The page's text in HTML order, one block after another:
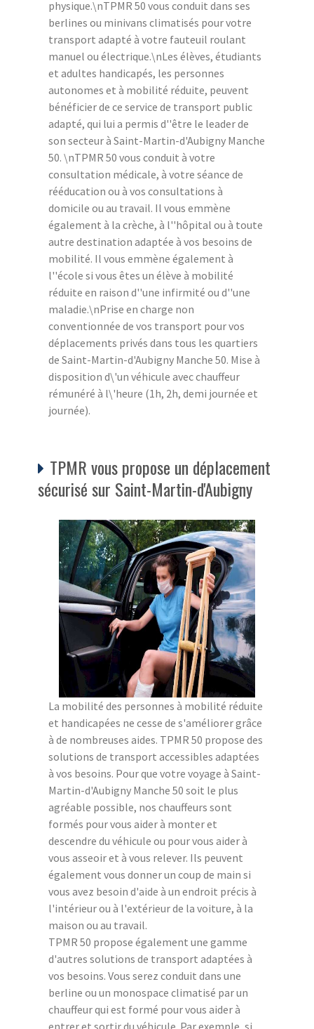
physique.\nTPMR 50 vous conduit dans ses
berlines ou minivans climatisés pour votre
transport adapté à votre fauteuil roulant
manuel ou électrique.\nLes élèves, étudiants
et adultes handicapés, les personnes
autonomes et à mobilité réduite, peuvent
bénéficier de ce service de transport public
adapté, qui lui a permis d''être le leader de
son secteur à Saint-Martin-d'Aubigny Manche
50. \nTPMR 50 vous conduit à votre
consultation médicale, à votre séance de
rééducation ou à vos consultations à
domicile ou au travail. Il vous emmène
également à la crèche, à l''hôpital ou à toute
autre destination adaptée à vos besoins de
mobilité. Il vous emmène également à
l''école si vous êtes un élève à mobilité
réduite en raison d''une infirmité ou d''une
maladie.\nPrise en charge non
conventionnée de vos transport pour vos
déplacements privés dans tous les quartiers
de Saint-Martin-d'Aubigny Manche 50. Mise à
disposition d\'un véhicule avec chauffeur
rémunéré à l\'heure (1h, 2h, demi journée et
journée).
TPMR vous propose un déplacement
sécurisé sur Saint-Martin-d'Aubigny
La mobilité des personnes à mobilité réduite
et handicapées ne cesse de s'améliorer grâce
à de nombreuses aides. TPMR 50 propose des
solutions de transport accessibles adaptées
à vos besoins. Pour que votre voyage à Saint-
Martin-d'Aubigny Manche 50 soit le plus
agréable possible, nos chauffeurs sont
formés pour vous aider à monter et
descendre du véhicule ou pour vous aider à
vous asseoir et à vous relever. Ils peuvent
également vous donner un coup de main si
vous avez besoin d'aide à un endroit précis à
l'intérieur ou à l'extérieur de la voiture, à la
maison ou au travail.
TPMR 50 propose également une gamme
d'autres solutions de transport adaptées à
vos besoins. Vous serez conduit dans une
berline ou un monospace climatisé par un
chauffeur qui est formé pour vous aider à